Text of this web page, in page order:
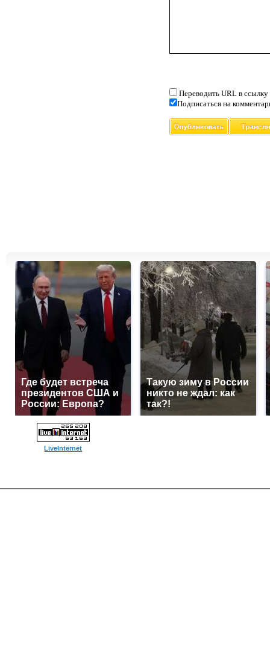
Переводить URL в ссылку
Подписаться на
Где будет встреча
президентов США и
России: Европа?
Такую зиму в России
никто не ждал: как
так?!
LiveInternet